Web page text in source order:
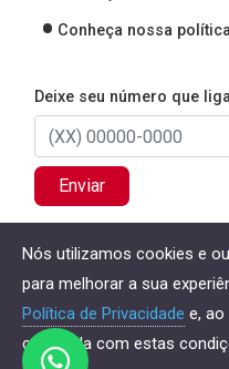
Conheça nossa
Deixe seu número que
Enviar
Direitos reservados
Nós utilizamos cookies e
para melhorar a sua
Política de Privacidade e, ao
concorda com estas